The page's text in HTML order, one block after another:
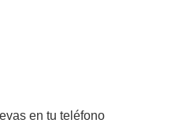
en tu teléfono